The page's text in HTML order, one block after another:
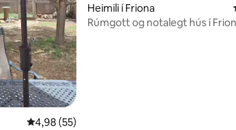
4,98 af 5 í meðaleinkunn, 55 umsagnir
4,98 (55)
Heimili í Friona
Rúmgott og notalegt hús í